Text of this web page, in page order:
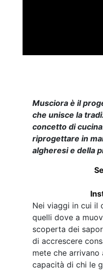
Musciora è il
che unisce la
concetto di
riprogettare in
algheresi e della
Nei viaggi in cui il
quelli dove a
scoperta dei
di accrescere
mete che arrivano
capacità di chi le